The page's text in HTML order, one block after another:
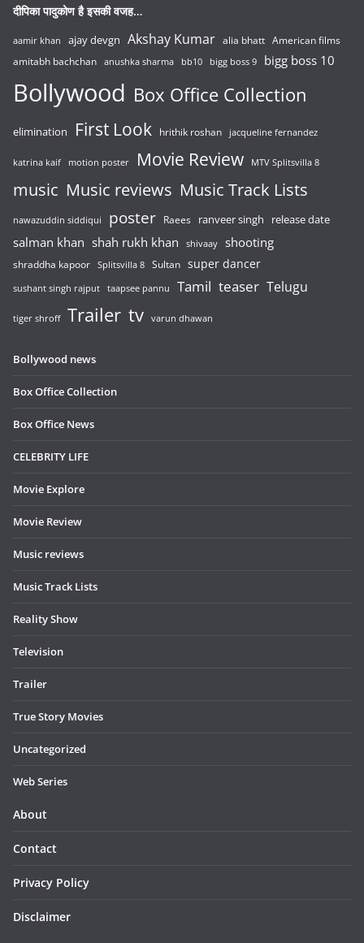
दीपिका पादुकोण है इसकी वजह…
aamir khan ajay devgn Akshay Kumar alia bhatt American films
amitabh bachchan anushka sharma bb10 bigg boss 9 bigg boss 10
Bollywood Box Office Collection
elimination First Look hrithik roshan jacqueline fernandez
katrina kaif motion poster Movie Review MTV Splitsvilla 8
music Music reviews Music Track Lists
nawazuddin siddiqui poster Raees ranveer singh release date
salman khan shah rukh khan shivaay shooting
shraddha kapoor Splitsvilla 8 Sultan super dancer
sushant singh rajput taapsee pannu Tamil teaser Telugu
tiger shroff Trailer tv varun dhawan
Bollywood news
Box Office Collection
Box Office News
CELEBRITY LIFE
Movie Explore
Movie Review
Music reviews
Music Track Lists
Reality Show
Television
Trailer
True Story Movies
Uncategorized
Web Series
About
Contact
Privacy Policy
Disclaimer